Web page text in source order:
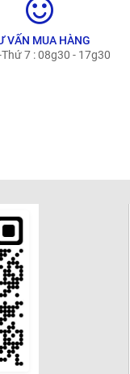
VẤN MUA HÀNG
7 : 08g30 - 17g30